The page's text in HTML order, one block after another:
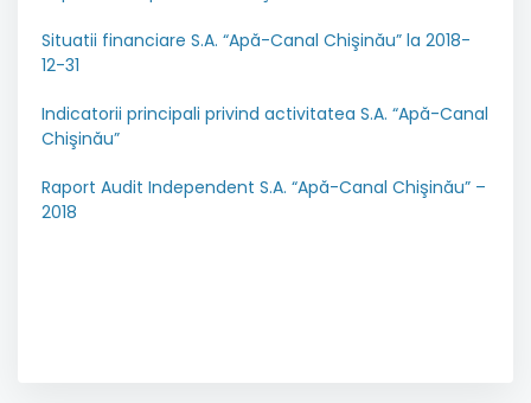
Situatii financiare S.A. “Apă-Canal Chişinău” la 2018-
12-31
Indicatorii principali privind activitatea S.A. “Apă-Canal
Chişinău”
Raport Audit Independent S.A. “Apă-Canal Chişinău” –
2018